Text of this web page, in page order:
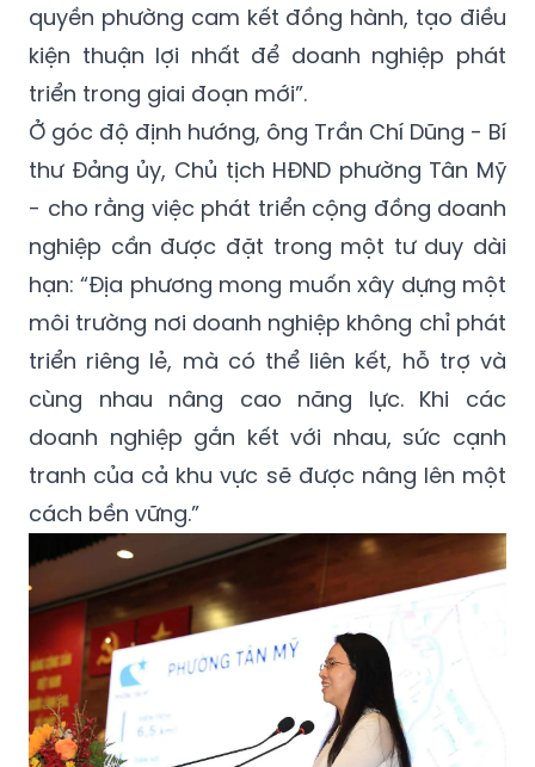
quyền phường cam kết đồng hành, tạo điều
kiện thuận lợi nhất để doanh nghiệp phát
triển trong giai đoạn mới”.
Ở góc độ định hướng, ông Trần Chí Dũng - Bí
thư Đảng ủy, Chủ tịch HĐND phường Tân Mỹ
- cho rằng việc phát triển cộng đồng doanh
nghiệp cần được đặt trong một tư duy dài
hạn: “Địa phương mong muốn xây dựng một
môi trường nơi doanh nghiệp không chỉ phát
triển riêng lẻ, mà có thể liên kết, hỗ trợ và
cùng nhau nâng cao năng lực. Khi các
doanh nghiệp gắn kết với nhau, sức cạnh
tranh của cả khu vực sẽ được nâng lên một
cách bền vững.”